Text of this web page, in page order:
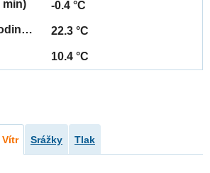
-0.4 °C
22.3 °C
10.4 °C
Vítr Srážky Tlak